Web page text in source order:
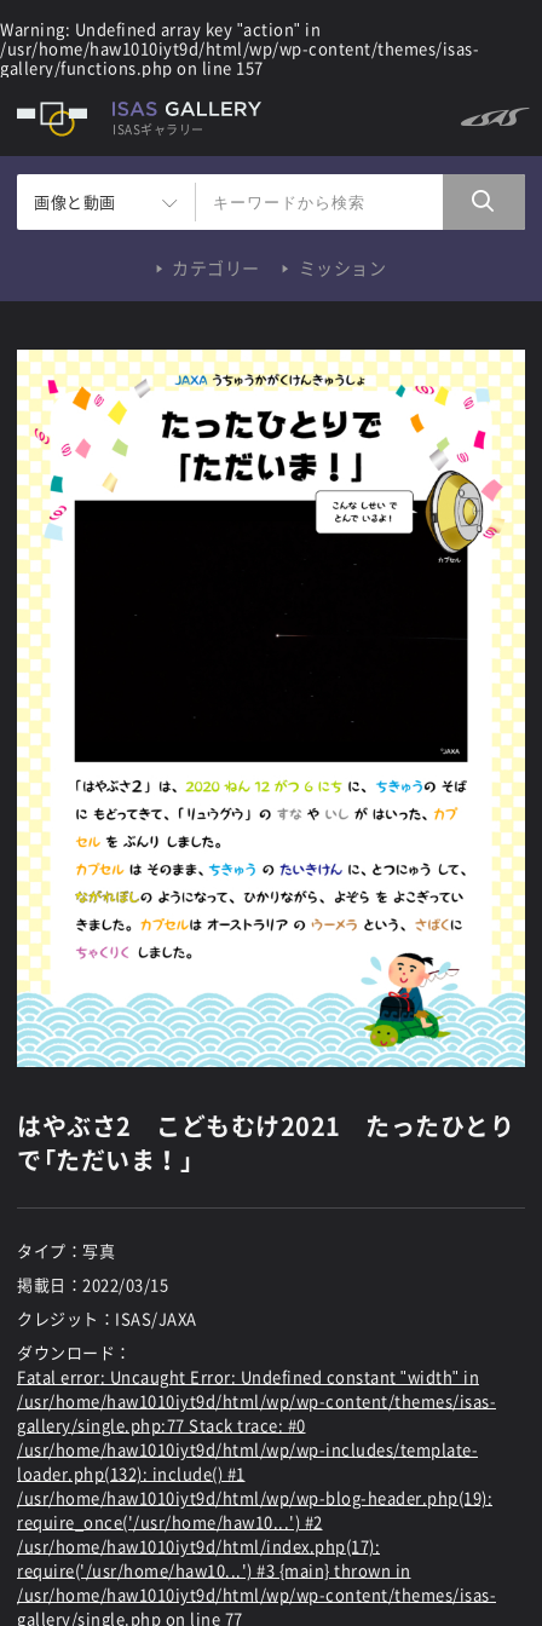
Warning: Undefined array key "action" in
/usr/home/haw1010iyt9d/html/wp/wp-content/themes/isas-
gallery/functions.php on line 157
ISASギャラリー
画像と動画
カテゴリー ミッション
はやぶさ2 こどもむけ2021 たったひとり
で「ただいま！」
タイプ：写真
掲載日： 2022/03/15
クレジット：ISAS/JAXA
ダウンロード：
Fatal error: Uncaught Error: Undefined constant "width" in
/usr/home/haw1010iyt9d/html/wp/wp-content/themes/isas-
gallery/single.php:77 Stack trace: #0
/usr/home/haw1010iyt9d/html/wp/wp-includes/template-
loader.php(132): include() #1
/usr/home/haw1010iyt9d/html/wp/wp-blog-header.php(19):
require_once('/usr/home/haw10...') #2
/usr/home/haw1010iyt9d/html/index.php(17):
require('/usr/home/haw10...') #3 {main} thrown in
/usr/home/haw1010iyt9d/html/wp/wp-content/themes/isas-
gallery/single.php on line 77